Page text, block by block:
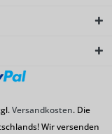
Versandkosten. Die
Wir versenden